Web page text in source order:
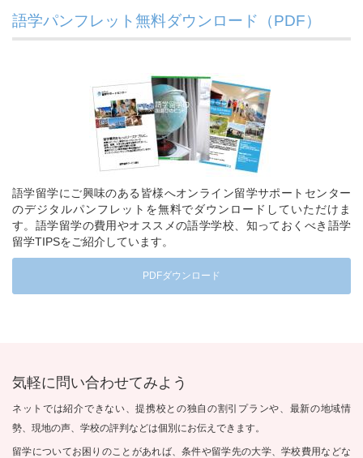
語学パンフレット無料ダウンロード（PDF）
語学留学にご興味のある皆様へオンライン留学サポートセンター
のデジタルパンフレットを無料でダウンロードしていただけま
す。語学留学の費用やオススメの語学学校、知っておくべき語学
留学TIPSをご紹介しています。
PDFダウンロード
気軽に問い合わせてみよう
ネットでは紹介できない、提携校との独自の割引プランや、最新の地域情
勢、現地の声、学校の評判などは個別にお伝えできます。
留学についてお困りのことがあれば、条件や留学先の大学、学校費用などな